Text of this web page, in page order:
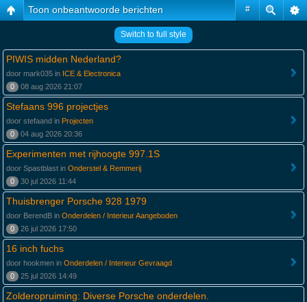
#
Toon onbeantwoorde berichten
Switch to full style
PIWIS midden Nederland?
door mark035 in ICE & Electronica
0
08 aug 2026 21:07
Stefaans 996 projectjes
door stefaand in Projecten
0
04 aug 2026 20:36
Experimenten met rijhoogte 997.1S
door Spastblast in Onderstel & Remmerij
0
30 jul 2026 11:44
Thuisbrenger Porsche 928 1979
door BerendB in Onderdelen / Interieur Aangeboden
0
26 jul 2026 17:50
16 inch fuchs
door hookmen in Onderdelen / Interieur Gevraagd
0
25 jul 2026 14:49
Zolderopruiming: Diverse Porsche onderdelen.